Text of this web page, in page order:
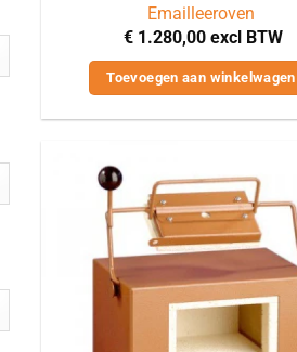
Emailleeroven
€ 1.280,00 excl BTW
Toevoegen aan winkelwagen